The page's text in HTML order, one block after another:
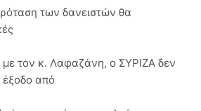
των δανειστών θα
με τον κ. Λαφαζάνη, ο ΣΥΡΙΖΑ δεν
έξοδο από